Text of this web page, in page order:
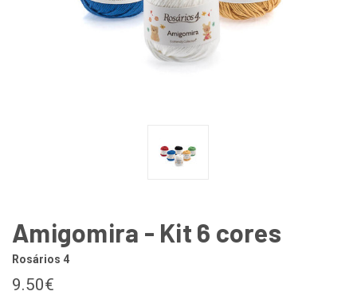
Amigomira - Kit 6 cores
Rosários 4
9.50€